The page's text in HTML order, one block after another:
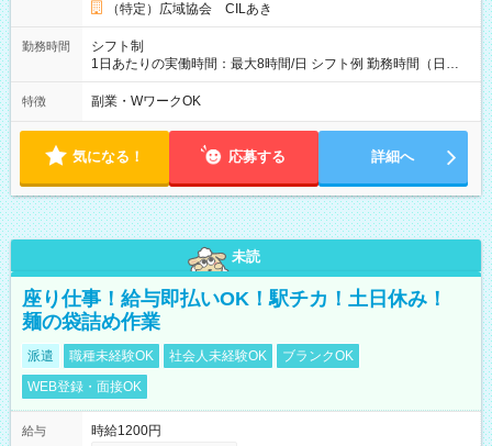
（特定）広域協会 CILあき
勤務時間
シフト制
1日あたりの実働時間：最大8時間/日 シフト例 勤務時間（日
勤）・8時～18時 （実働時間8時間 待機休憩2時間）（日勤1回
あたりの給与 2万円）
特徴 副業・WワークOK
気になる！ 応募する 詳細へ
未読
座り仕事！給与即払いOK！駅チカ！土日休み！
麺の袋詰め作業
派遣 職種未経験OK 社会人未経験OK
ブランクOK
WEB登録・面接OK
給与
時給1200円